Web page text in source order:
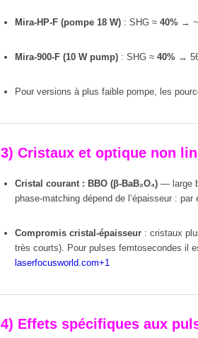
Mira-HP-F (pompe 18 W) : SHG ≈ 40% →
Mira-900-F (10 W pump) : SHG ≈ 40% →
Pour versions à plus faible pompe, les
3) Cristaux et optique non
Cristal courant : BBO (β-BaB₂O₄) — large
phase-matching dépend de l’épaisseur :
Compromis cristal-épaisseur : cristaux
très courts). Pour pulses femtosecondes il
laserfocusworld.com+1
4) Effets spécifiques aux